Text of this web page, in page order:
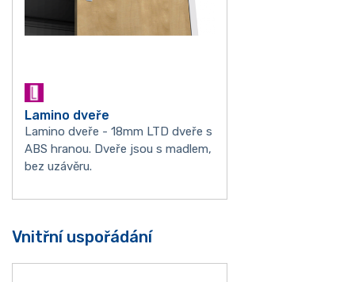
Lamino dveře
Lamino dveře - 18mm LTD dveře s
ABS hranou. Dveře jsou s madlem,
bez uzávěru.
Vnitřní uspořádání